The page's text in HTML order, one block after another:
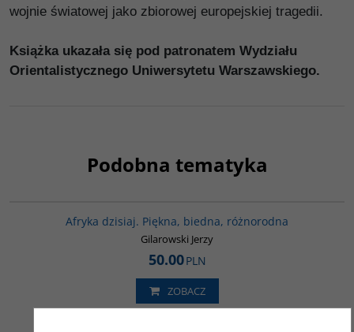
wojnie światowej jako zbiorowej europejskiej tragedii.
Książka ukazała się pod patronatem Wydziału
Orientalistycznego Uniwersytetu Warszawskiego.
Podobna tematyka
Afryka dzisiaj. Piękna, biedna, różnorodna
Gilarowski Jerzy
50.00PLN
ZOBACZ